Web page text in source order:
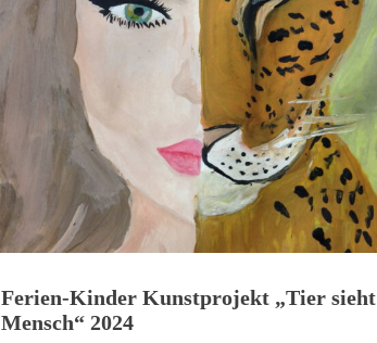
Ferien-Kinder Kunstprojekt „Tier sieht
Mensch“ 2024